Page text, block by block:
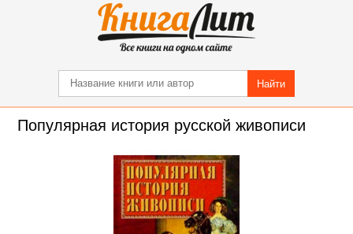
Найти
Популярная история русской живописи